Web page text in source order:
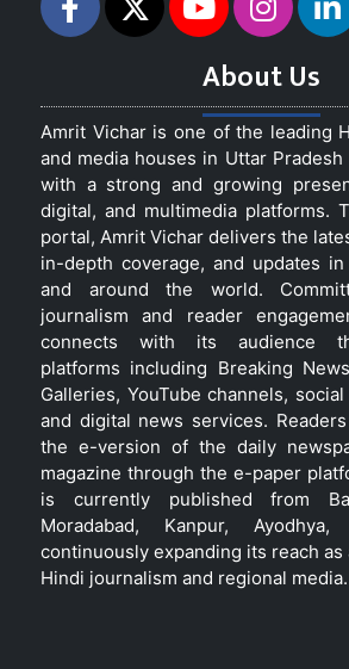
About Us
Amrit Vichar is one of the leading
and media houses in Uttar Pradesh
with a strong and growing
digital, and multimedia platforms.
portal, Amrit Vichar delivers the
in-depth coverage, and updates
and around the world.
journalism and reader
connects with its audience
platforms including Breaking
Galleries, YouTube channels,
and digital news services.
the e-version of the daily
magazine through the e-paper
is currently published from
Moradabad, Kanpur,
continuously expanding its reach
Hindi journalism and regional media.